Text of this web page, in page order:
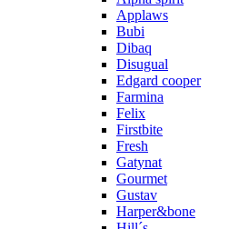
Applaws
Bubi
Dibaq
Disugual
Edgard cooper
Farmina
Felix
Firstbite
Fresh
Gatynat
Gourmet
Gustav
Harper&bone